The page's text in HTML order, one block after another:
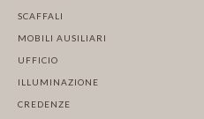
SCAFFALI
MOBILI AUSILIARI
UFFICIO
ILLUMINAZIONE
CREDENZE